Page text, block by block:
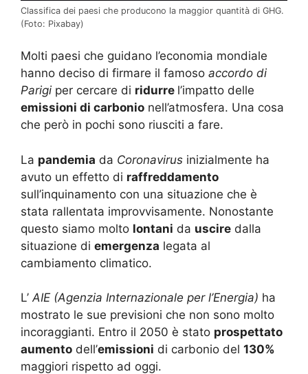
Classifica dei paesi che producono la maggior quantità di GHG.
(Foto: Pixabay)
Molti paesi che guidano l’economia mondiale
hanno deciso di firmare il famoso accordo di
Parigi per cercare di ridurre l’impatto delle
emissioni di carbonio nell’atmosfera. Una cosa
che però in pochi sono riusciti a fare.
La pandemia da Coronavirus inizialmente ha
avuto un effetto di raffreddamento
sull’inquinamento con una situazione che è
stata rallentata improvvisamente. Nonostante
questo siamo molto lontani da uscire dalla
situazione di emergenza legata al
cambiamento climatico.
L’AIE (Agenzia Internazionale per l’Energia) ha
mostrato le sue previsioni che non sono molto
incoraggianti. Entro il 2050 è stato prospettato
aumento dell’emissioni di carbonio del 130%
maggiori rispetto ad oggi.